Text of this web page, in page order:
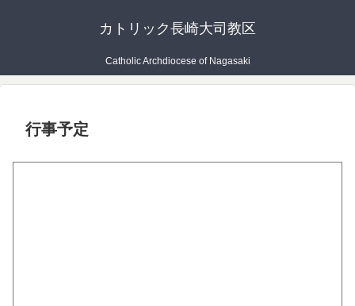
カトリック長崎大司教区
Catholic Archdiocese of Nagasaki
行事予定